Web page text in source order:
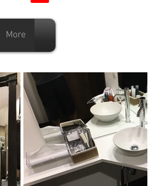
More